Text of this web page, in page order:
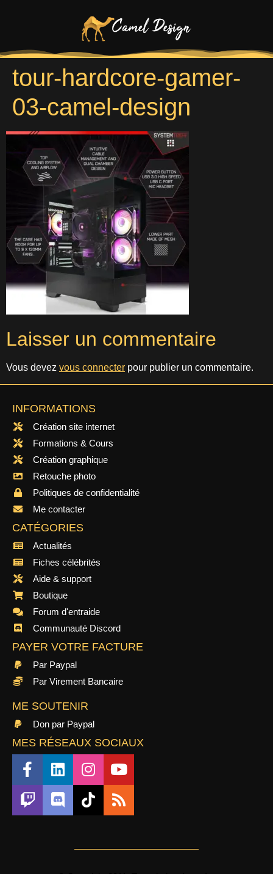
tour-hardcore-gamer-
03-camel-design
Laisser un commentaire
Vous devez vous connecter pour publier un commentaire.
INFORMATIONS
Création site internet
Formations & Cours
Création graphique
Retouche photo
Politiques de confidentialité
Me contacter
CATÉGORIES
Actualités
Fiches célébrités
Aide & support
Boutique
Forum d'entraide
Communauté Discord
PAYER VOTRE FACTURE
Par Paypal
Par Virement Bancaire
ME SOUTENIR
Don par Paypal
MES RÉSEAUX SOCIAUX